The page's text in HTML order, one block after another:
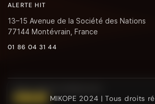
ALERTE HIT
13–15 Avenue de la Société des Nations
77144 Montévrain, France
01 86 04 31 44
MIKOPE 2024 | Tous droits